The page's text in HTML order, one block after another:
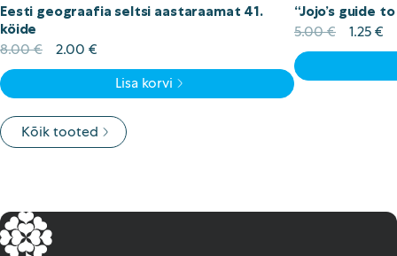
Eesti geograafia seltsi aastaraamat 41.
köide
8.00€
Algne
hind
8.00 €.
2.00 €
price
2.00 €.
Lisa korvi
“Jojo’s guide
5.00€
Algne
hind
5.00 €.
1.25€
Kõik tooted